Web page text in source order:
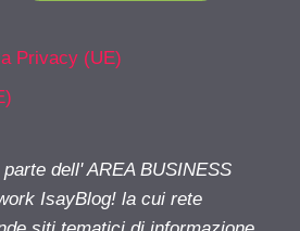
Privacy (UE)
dell' AREA BUSINESS
IsayBlog! la cui rete